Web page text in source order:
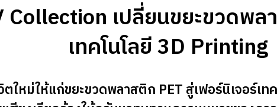
Collection เปลี่ยนขยะขวดพล
เทคโนโลยี 3D Printing
หม่ให้แก่ขยะขวดพลาสติก PET สู่เฟอร์นิเจอร์เท